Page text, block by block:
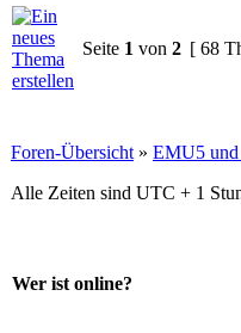
Seite 1 von 2 [ 68
Foren-Übersicht » EMU5
Alle Zeiten sind UTC + 1
Wer ist online?